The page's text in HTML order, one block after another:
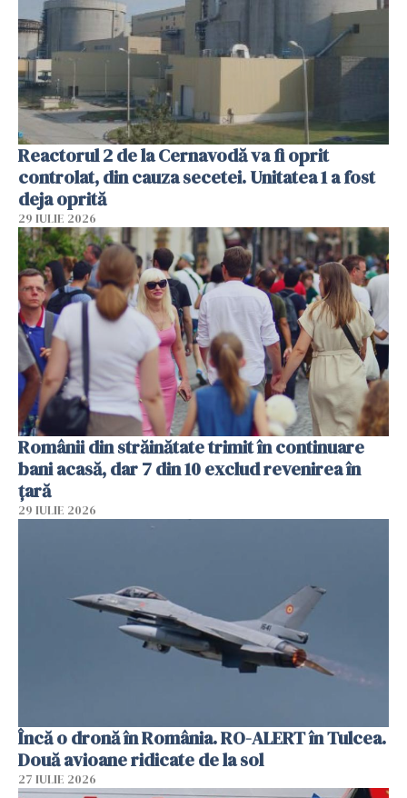
Reactorul 2 de la Cernavodă va fi oprit
controlat, din cauza secetei. Unitatea 1 a fost
deja oprită
29 IULIE 2026
Românii din străinătate trimit în continuare
bani acasă, dar 7 din 10 exclud revenirea în
țară
29 IULIE 2026
Încă o dronă în România. RO-ALERT în Tulcea.
Două avioane ridicate de la sol
27 IULIE 2026